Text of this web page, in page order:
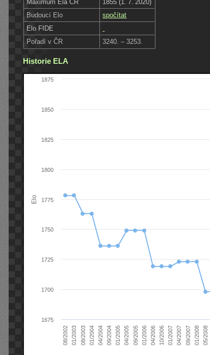
Maximum Ela ČR
1855 (1. 7. 2020)
Budoucí Elo
spočítat
Elo FIDE
Pořadí v ČR
3240. – 3253.
Historie ELA
Elo
08/2002 01/2003 08/2003 01/2004 04/2004 09/2004 01/2005 04/2005 09/2005 01/2006 04/2006 10/2006 01/2007 04/2007 09/2007 01/2008 05/2008
1675
1700
1725
1750
1775
1800
1825
1850
1875